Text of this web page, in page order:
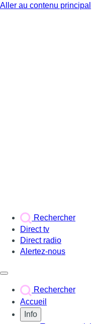
Aller au contenu principal
Rechercher
Direct tv
Direct radio
Alertez-nous
Rechercher
Accueil
Info